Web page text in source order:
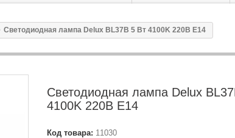
Светодиодная лампа Delux BL37B 5 Вт 4100K 220В E14
Светодиодная лампа Delux
4100K 220В E14
Код товара: 11030